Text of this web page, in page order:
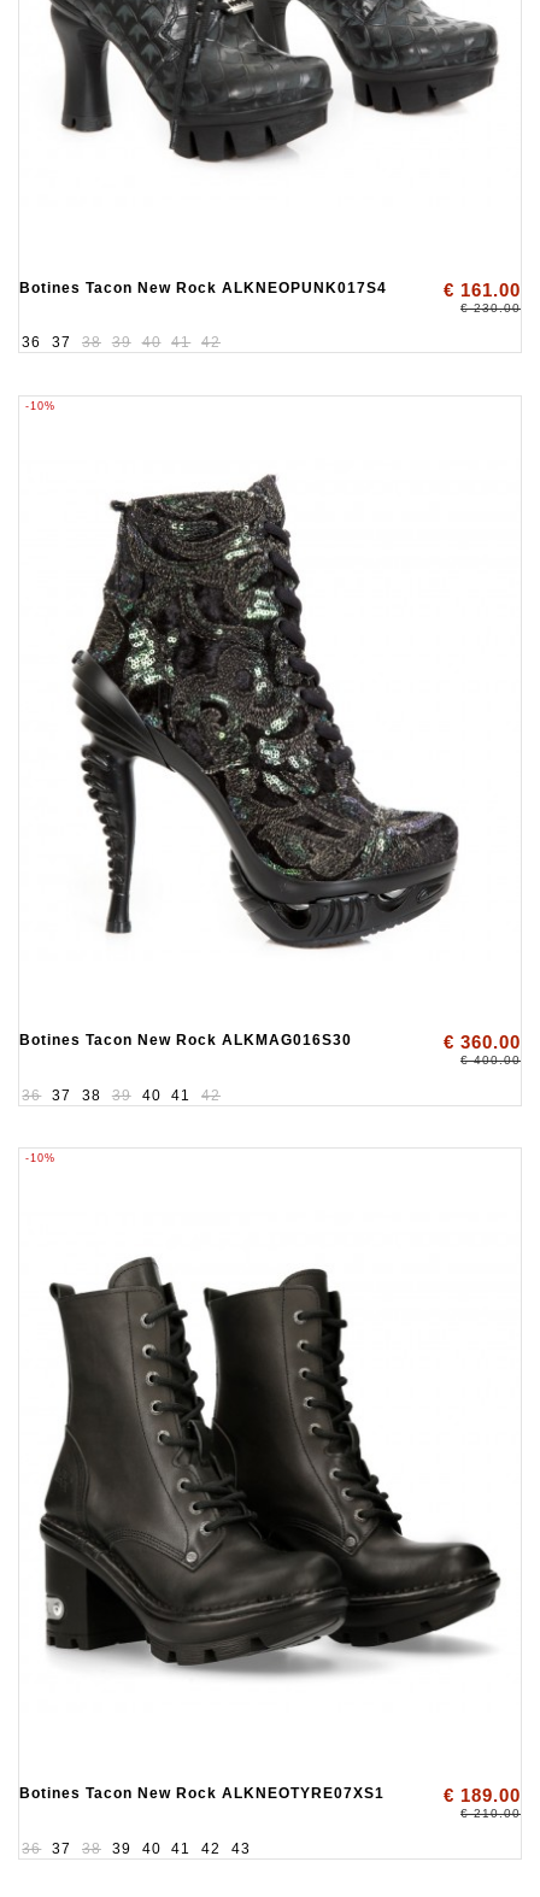
Botines Tacon New Rock ALKNEOPUNK017S4 € 161.00
€ 230.00
36 37 38 39 40 41 42
-10%
Botines Tacon New Rock ALKMAG016S30 € 360.00
€ 400.00
36 37 38 39 40 41 42
-10%
Botines Tacon New Rock ALKNEOTYRE07XS1 € 189.00
€ 210.00
36 37 38 39 40 41 42 43